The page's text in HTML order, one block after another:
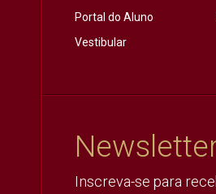
Portal do Aluno
Vestibular
Inscreva-se para